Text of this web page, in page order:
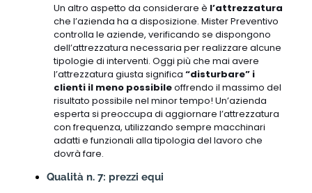
Un altro aspetto da considerare è l’attrezzatura
che l’azienda ha a disposizione. Mister Preventivo
controlla le aziende, verificando se dispongono
dell’attrezzatura necessaria per realizzare alcune
tipologie di interventi. Oggi più che mai avere
l’attrezzatura giusta significa “disturbare” i
clienti il meno possibileoffrendo il massimo del
risultato possibile nel minor tempo! Un’azienda
esperta si preoccupa di aggiornare l’attrezzatura
con frequenza, utilizzando sempre macchinari
adatti e funzionali alla tipologia del lavoro che
dovrà fare.
Qualità n. 7: prezzi equi